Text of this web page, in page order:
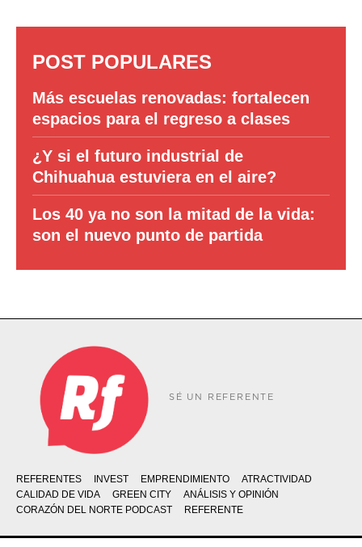
POST POPULARES
Más escuelas renovadas: fortalecen
espacios para el regreso a clases
¿Y si el futuro industrial de
Chihuahua estuviera en el aire?
Los 40 ya no son la mitad de la vida:
son el nuevo punto de partida
SÉ UN REFERENTE
REFERENTES INVEST EMPRENDIMIENTO
ATRACTIVIDAD
CALIDAD DE VIDA
GREEN CITY
ANÁLISIS Y OPINIÓN
CORAZÓN DEL NORTE PODCAST
REFERENTE